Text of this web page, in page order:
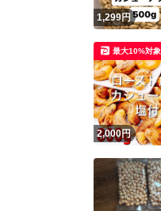
1,299円
2,000円
最大10%対象